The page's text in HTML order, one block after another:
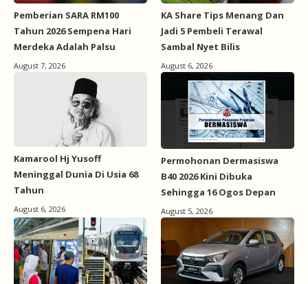
Pemberian SARA RM100
Tahun 2026 Sempena Hari
Merdeka Adalah Palsu
August 7, 2026
KA Share Tips Menang Dan
Jadi 5 Pembeli Terawal
Sambal Nyet Bilis
August 6, 2026
Kamarool Hj Yusoff
Meninggal Dunia Di Usia 68
Tahun
August 6, 2026
Permohonan Dermasiswa
B40 2026 Kini Dibuka
Sehingga 16 Ogos Depan
August 5, 2026